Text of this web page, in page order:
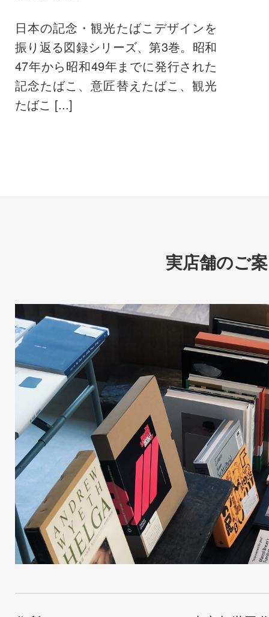
日本の記念・観光たばこデザインを
振り返る図録シリーズ、第3巻。昭和
47年から昭和49年までに発行された
記念たばこ、意匠替えたばこ、観光
たばこ [...]
実店舗のご